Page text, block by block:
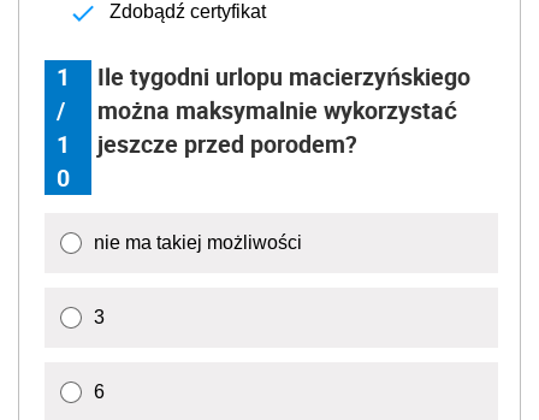
Zdobądź certyfikat
1
/
1
0
Ile tygodni urlopu macierzyńskiego
można maksymalnie wykorzystać
jeszcze przed porodem?
nie ma takiej możliwości
3
6